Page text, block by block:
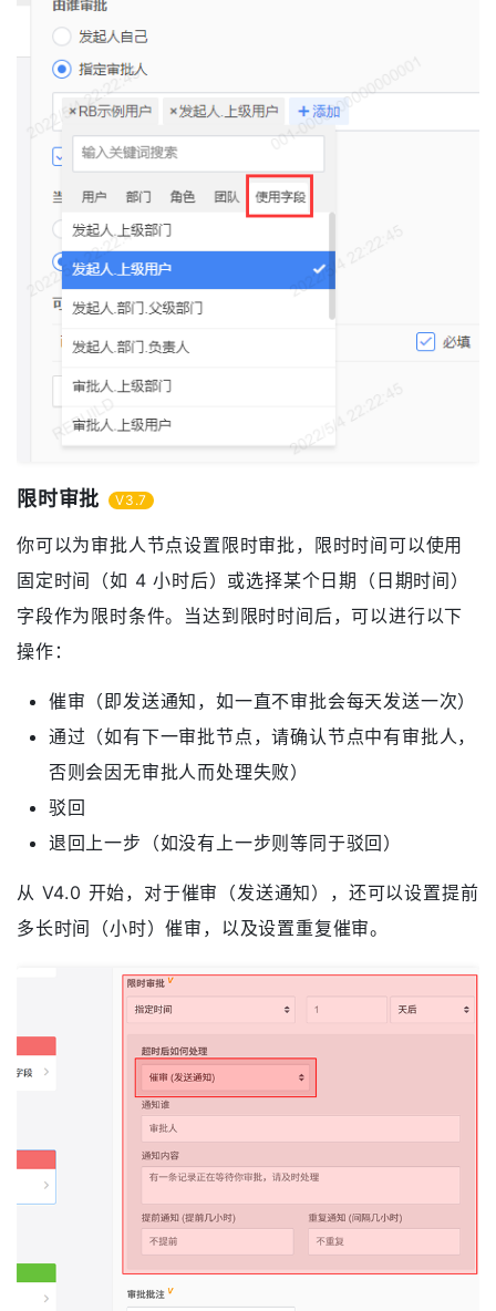
限时审批 V3.7
你可以为审批人节点设置限时审批，限时时间可以使用
固定时间（如 4 小时后）或选择某个日期（日期时间）
字段作为限时条件。当达到限时时间后，可以进行以下
操作：
催审（即发送通知，如一直不审批会每天发送一次）
通过（如有下一审批节点，请确认节点中有审批人，
否则会因无审批人而处理失败）
驳回
退回上一步（如没有上一步则等同于驳回）
从 V4.0 开始，对于催审（发送通知），还可以设置提前
多长时间（小时）催审，以及设置重复催审。